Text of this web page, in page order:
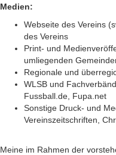
Medien:
Webseite des Vereins
des Vereins
Print- und
umliegenden
Regionale und
WLSB und
Fussball.de, Fupa.net
Sonstige Druck- und
Vereinszeitschriften,
Meine im Rahmen der